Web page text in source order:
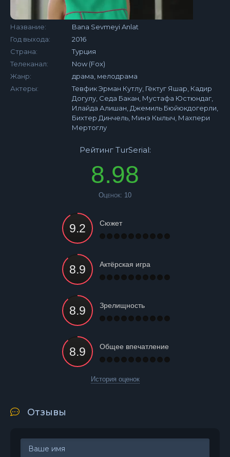
Название:
Bana Sevmeyi Anlat
Год выхода:
2016
Страна:
Турция
Телеканал:
Now (Fox)
Жанр:
драма, мелодрама
Актеры:
Тевфик Эрман Кутлу, Гёктуг Яшар, Кадир
Догулу, Седа Бакан, Мустафа Юстюндаг,
Илайда Алишан, Джемиль Бюйюкдогерли,
Бихтер Динчель, Минэ Кылыч, Махпери
Мертоглу
Рейтинг TurSerial:
8.98
Оценок: 10
Сюжет
Актёрская игра
Зрелищность
Общее впечатление
История оценок
Отзывы